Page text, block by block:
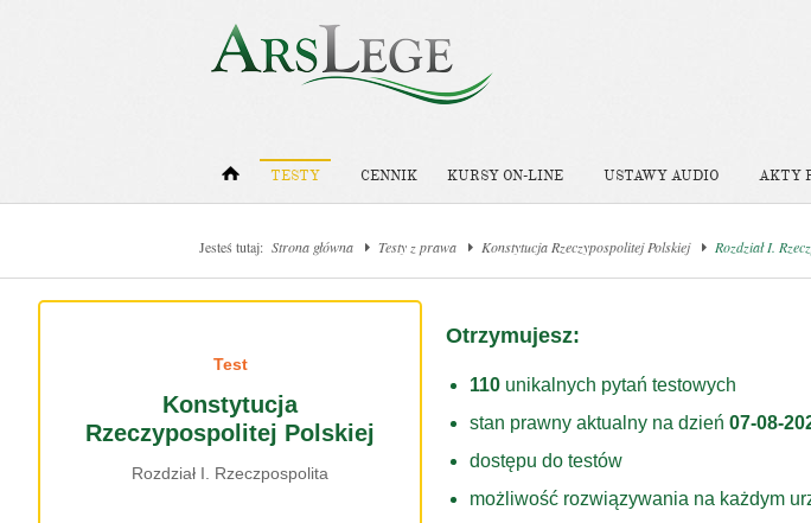
TESTY CENNIK KURSY ON-LINE USTAWY AUDIO AKTY
Jesteś tutaj: Strona główna Testy z prawa Konstytucja Rzeczypospolitej Polskiej Rozdział I.
Test
Konstytucja
Rzeczypospolitej Polskiej
Rozdział I. Rzeczpospolita
Otrzymujesz:
110 unikalnych pytań testowych
stan prawny aktualny na dzień 07-08-
dostępu do testów
możliwość rozwiązywania na każdym